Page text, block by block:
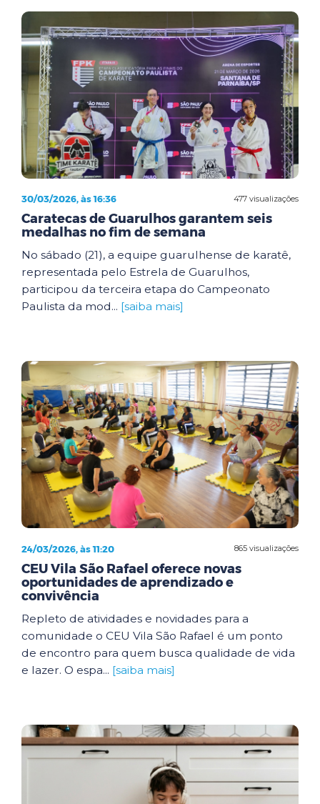
477 visualizações
30/03/2026, às 16:36
Caratecas de Guarulhos garantem seis
medalhas no fim de semana
No sábado (21), a equipe guarulhense de karatê,
representada pelo Estrela de Guarulhos,
participou da terceira etapa do Campeonato
Paulista da mod... [saiba mais]
865 visualizações
24/03/2026, às 11:20
CEU Vila São Rafael oferece novas
oportunidades de aprendizado e
convivência
Repleto de atividades e novidades para a
comunidade o CEU Vila São Rafael é um ponto
de encontro para quem busca qualidade de vida
e lazer. O espa... [saiba mais]